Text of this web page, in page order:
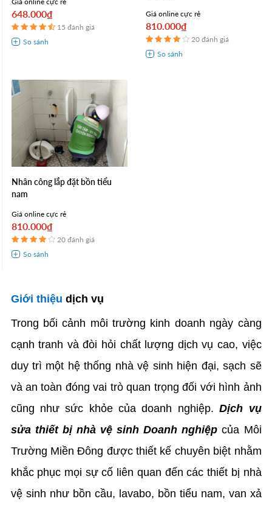
648.000₫
15 đánh giá
Giá online cực rẻ
810.000₫
20 đánh giá
Nhân công lắp đặt bồn tiểu
nam
Giá online cực rẻ
810.000₫
20 đánh giá
Giới thiệu dịch vụ
Trong bối cảnh môi trường kinh doanh ngày càng
cạnh tranh và đòi hỏi chất lượng dịch vụ cao, việc
duy trì một hệ thống nhà vệ sinh hiện đại, sạch sẽ
và an toàn đóng vai trò quan trọng đối với hình ảnh
cũng như sức khỏe của doanh nghiệp.Dịch vụ
sửa thiết bị nhà vệ sinh Doanh nghiệp của Môi
Trường Miền Đông được thiết kế chuyên biệt nhằm
khắc phục mọi sự cố liên quan đến các thiết bị nhà
vệ sinh như bồn cầu, lavabo, bồn tiểu nam, van xả